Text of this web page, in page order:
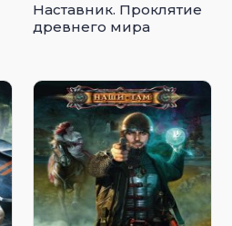
Наставник. Проклятие
древнего мира